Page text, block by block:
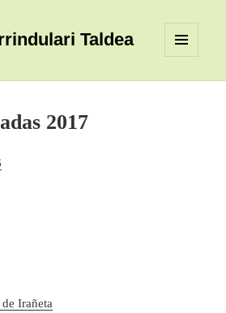
Taldea
WIDGETS
2017
Irañeta